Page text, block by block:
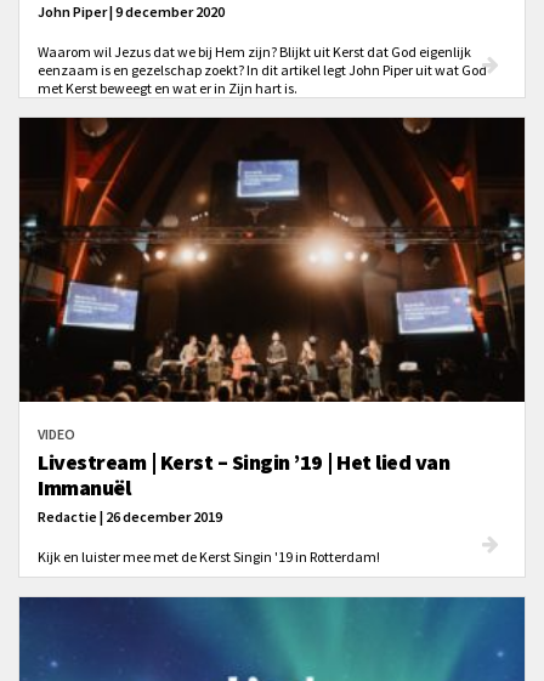
John Piper | 9 december 2020
Waarom wil Jezus dat we bij Hem zijn? Blijkt uit Kerst dat God eigenlijk
eenzaam is en gezelschap zoekt? In dit artikel legt John Piper uit wat God
met Kerst beweegt en wat er in Zijn hart is.
VIDEO
Livestream | Kerst – Singin ’19 | Het lied van
Immanuël
Redactie | 26 december 2019
Kijk en luister mee met de Kerst Singin '19 in Rotterdam!